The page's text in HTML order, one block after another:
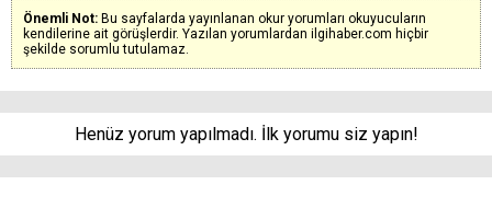
Önemli Not: Bu sayfalarda yayınlanan okur yorumları okuyucuların
kendilerine ait görüşlerdir. Yazılan yorumlardan ilgihaber.com hiçbir
şekilde sorumlu tutulamaz.
Henüz yorum yapılmadı. İlk yorumu siz yapın!